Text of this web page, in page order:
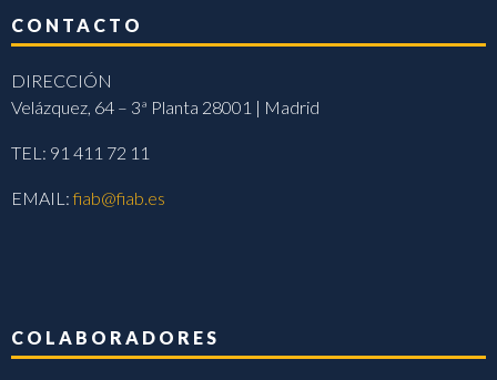
CONTACTO
DIRECCIÓN
Velázquez, 64 – 3ª Planta 28001 | Madrid
TEL: 91 411 72 11
EMAIL:fiab@fiab.es
COLABORADORES